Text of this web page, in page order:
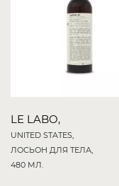
LE LABO,
UNITED STATES,
ЛОСЬОН ДЛЯ ТЕЛА,
480 МЛ.